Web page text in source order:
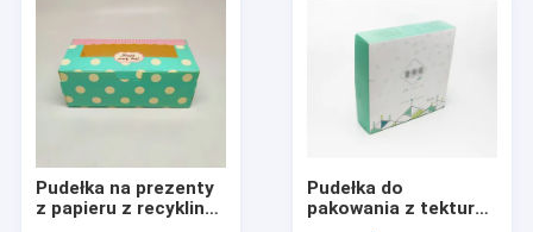
Pudełka na prezenty
z papieru z recyklingu
Pudełka do
pakowania z tektury